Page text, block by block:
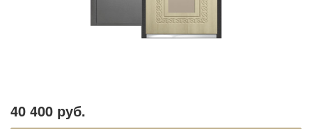
40 400 руб.